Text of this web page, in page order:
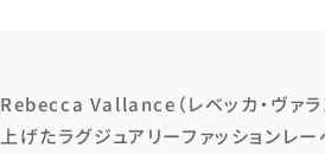
Rebecca Vallance（レベッカ・ヴァラ
上げたラグジュアリーファッションレー